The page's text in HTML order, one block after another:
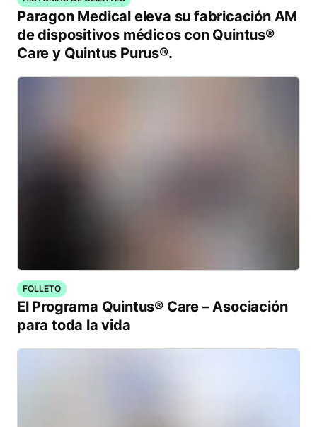
Paragon Medical eleva su fabricación AM
de dispositivos médicos con Quintus®
Care y Quintus Purus®.
FOLLETO
El Programa Quintus® Care – Asociación
para toda la vida